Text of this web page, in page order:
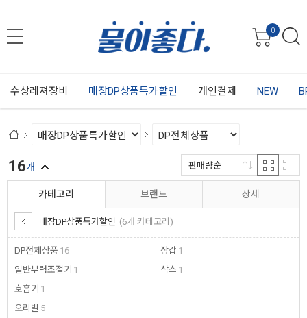
0
수상레져장비 매장DP상품특가할인 개인결제 NEW
카테고리
매장DP상품특가할인 (6개 카테고리)
DP전체상품 16
일반부력조절기 1
호흡기 1
오리발 5
장갑 1
삭스 1
브랜드 상세
16개 판매량순